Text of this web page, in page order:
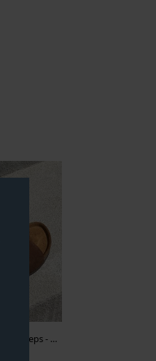
Copenhagen Shoes - Nature Steps - Dark Brown